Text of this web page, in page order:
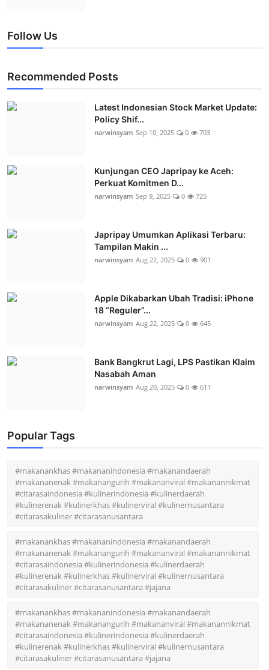
Follow Us
Recommended Posts
Latest Indonesian Stock Market Update:
Policy Shif...
narwinsyam Sep 10, 2025 0 703
Kunjungan CEO Japripay ke Aceh:
Perkuat Komitmen D...
narwinsyam Sep 9, 2025 0 725
Japripay Umumkan Aplikasi Terbaru:
Tampilan Makin ...
narwinsyam Aug 22, 2025 0 901
Apple Dikabarkan Ubah Tradisi: iPhone
18 “Reguler”...
narwinsyam Aug 22, 2025 0 645
Bank Bangkrut Lagi, LPS Pastikan Klaim
Nasabah Aman
narwinsyam Aug 20, 2025 0 611
Popular Tags
#makanankhas #makananindonesia #makanandaerah
#makananenak #makanangurih #makananviral #makanannikmat
#citarasaindonesia #kulinerindonesia #kulinerdaerah
#kulinerenak #kulinerkhas #kulinerviral #kulinernusantara
#citarasakuliner #citarasanusantara
#makanankhas #makananindonesia #makanandaerah
#makananenak #makanangurih #makananviral #makanannikmat
#citarasaindonesia #kulinerindonesia #kulinerdaerah
#kulinerenak #kulinerkhas #kulinerviral #kulinernusantara
#citarasakuliner #citarasanusantara #jajana
#makanankhas #makananindonesia #makanandaerah
#makananenak #makanangurih #makananviral #makanannikmat
#citarasaindonesia #kulinerindonesia #kulinerdaerah
#kulinerenak #kulinerkhas #kulinerviral #kulinernusantara
#citarasakuliner #citarasanusantara #jajana